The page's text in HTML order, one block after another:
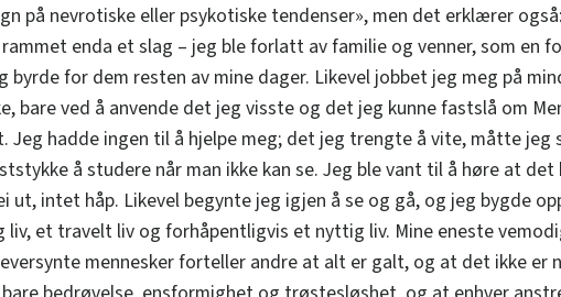
på nevrotiske eller psykotiske tendenser», men det erklærer
enda et slag – jeg ble forlatt av familie og venner, som en
byrde for dem resten av mine dager. Likevel jobbet jeg meg på
bare ved å anvende det jeg visste og det jeg kunne fastslå om
Jeg hadde ingen til å hjelpe meg; det jeg trengte å vite, måtte jeg
å studere når man ikke kan se. Jeg ble vant til å høre at det
ut, intet håp. Likevel begynte jeg igjen å se og gå, og jeg bygde
liv, et travelt liv og forhåpentligvis et nyttig liv. Mine eneste
mennesker forteller andre at alt er galt, og at det ikke er